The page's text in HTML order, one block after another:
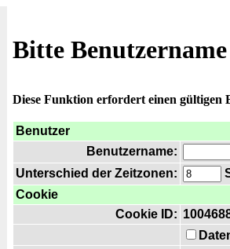
Bitte
Diese Funktion erfordert einen gültigen
Benutzer
Benutzername:
Unterschied der Zeitzonen:
Cookie
Cookie ID: